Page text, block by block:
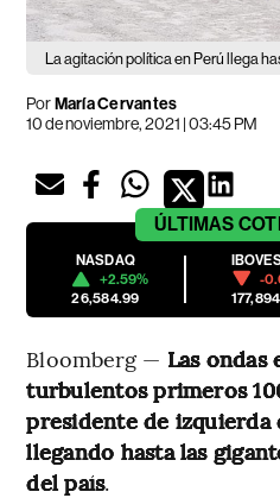
La agitación política en Perú llega
PorMaría Cervantes
10 de noviembre, 2021 | 03:45 PM
ÚLTIMAS
NASDAQ
+2.59%
26,584.99
-
Bloomberg — Las ondas
turbulentos primeros
presidente de izquierda
llegando hasta las
del país.